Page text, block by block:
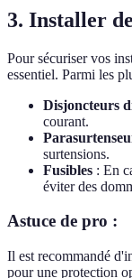
3. Installer
Pour sécuriser vos
essentiel. Parmi les
Disjoncteurs
courant.
surtensions.
Fusibles : En
éviter des
Astuce de pro :
Il est recommandé
pour une protection